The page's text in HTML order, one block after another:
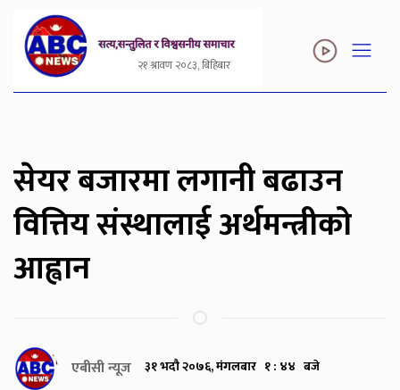
२१ श्रावण २०८३, बिहिबार
सेयर बजारमा लगानी बढाउन
वित्तिय संस्थालाई अर्थमन्त्रीको
आह्वान
एबीसी न्यूज ३१ भदौ २०७६, मंगलबार १ : ४४ बजे